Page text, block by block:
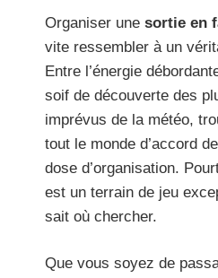
Organiser une sortie en
vite ressembler à un
Entre l’énergie
soif de découverte des
imprévus de la météo,
tout le monde d’accord
dose d’organisation.
est un terrain de jeu
sait où chercher.
Que vous soyez de